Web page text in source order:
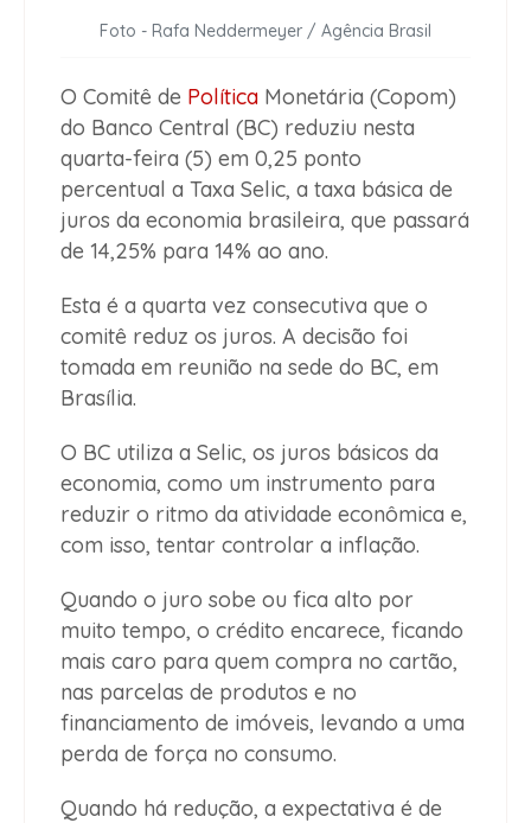
Foto - Rafa Neddermeyer / Agência Brasil
O Comitê de Política Monetária (Copom)
do Banco Central (BC) reduziu nesta
quarta-feira (5) em 0,25 ponto
percentual a Taxa Selic, a taxa básica de
juros da economia brasileira, que passará
de 14,25% para 14% ao ano.
Esta é a quarta vez consecutiva que o
comitê reduz os juros. A decisão foi
tomada em reunião na sede do BC, em
Brasília.
O BC utiliza a Selic, os juros básicos da
economia, como um instrumento para
reduzir o ritmo da atividade econômica e,
com isso, tentar controlar a inflação.
Quando o juro sobe ou fica alto por
muito tempo, o crédito encarece, ficando
mais caro para quem compra no cartão,
nas parcelas de produtos e no
financiamento de imóveis, levando a uma
perda de força no consumo.
Quando há redução, a expectativa é de